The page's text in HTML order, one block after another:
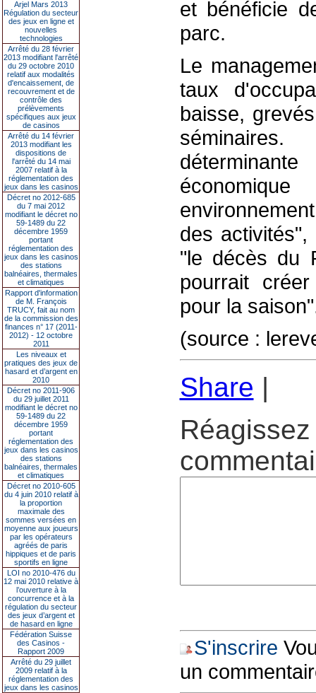
Arjel Mars 2013
Régulation du secteur
des jeux en ligne et
nouvelles
technologies
Arrêté du 28 février
2013 modifiant l'arrêté
du 29 octobre 2010
relatif aux modalités
d'encaissement, de
recouvrement et de
contrôle des
prélèvements
spécifiques aux jeux
de casinos
Arrêté du 14 février
2013 modifiant les
dispositions de
l'arrêté du 14 mai
2007 relatif à la
réglementation des
jeux dans les casinos
Décret no 2012-685
du 7 mai 2012
modifiant le décret no
59-1489 du 22
décembre 1959
portant
réglementation des
jeux dans les casinos
des stations
balnéaires, thermales
et climatiques
Rapport d'information
de M. François
TRUCY, fait au nom
de la commission des
finances n° 17 (2011-
2012) - 12 octobre
2011
Les niveaux et
pratiques des jeux de
hasard et d’argent en
2010
Décret no 2011-906
du 29 juillet 2011
modifiant le décret no
59-1489 du 22
décembre 1959
portant
réglementation des
jeux dans les casinos
des stations
balnéaires, thermales
et climatiques
Décret no 2010-605
du 4 juin 2010 relatif à
la proportion
maximale des
sommes versées en
moyenne aux joueurs
par les opérateurs
agréés de paris
hippiques et de paris
sportifs en ligne
LOI no 2010-476 du
12 mai 2010 relative à
l’ouverture à la
concurrence et à la
régulation du secteur
des jeux d’argent et
de hasard en ligne
Fédération Suisse
des Casinos -
Rapport 2009
Arrêté du 29 juillet
2009 relatif à la
réglementation des
jeux dans les casinos
et bénéficie
parc.
Le
taux
baisse,
des
"le décès du
pourrait
pour la
(source :
Share |
S'inscrire
un